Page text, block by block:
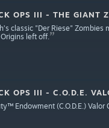
OPS III - THE GIANT
classic "Der Riese"
left off.
OPS III - C.O.D.E.
Endowment (C.O.D.E.)